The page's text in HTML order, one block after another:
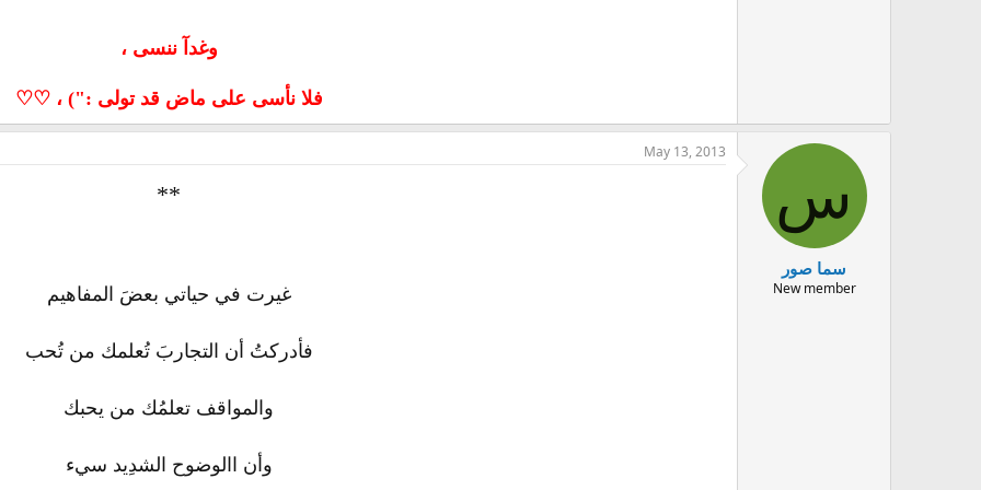
وغدآ ننسى ،
فلا نأسى على ماض قد تولى :") ، ♡♡
س
سما صور
New member
May 13, 2013
**
غيرت في حياتي بعضَ المفاهيم
فأدركتُ أن التجاربَ تُعلمك من تُحب
والمواقف تعلمُك من يحبك
وأن االوضوح الشدِيد سيء